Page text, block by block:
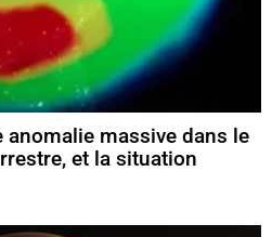
anomalie massive dans le
et la situation